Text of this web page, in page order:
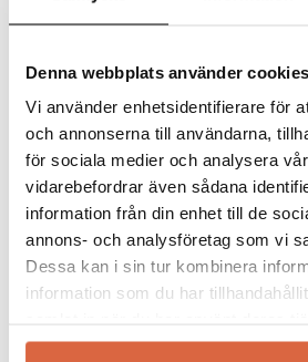
Denna webbplats använder cookies
Vi använder enhetsidentifierare för
och annonserna till användarna,
för sociala medier och analysera
vidarebefordrar även sådana
information från din enhet till de
annons- och analysföretag som vi
Dessa kan i sin tur kombinera
information som du har
Rolf började i företaget
Kvalitet, stil och funktion
En utemöbel från Brafab har
form likväl som funktion. De
hemmet och trädgården,
balkongen något speciellt.
ensolstolvid poolen, äta sena
vännerna iutegruppeneller
under sena sommarkvällar
balkongen har vi något för
solsken utan några som helst